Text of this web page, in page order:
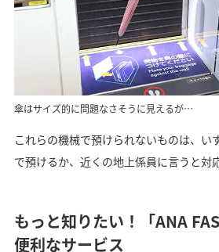
傘はサイズ的に問題なさそうに見えるが…
これらの機械で預けられないものは、い
で預けるか、近くの地上係員に言うと対
もっと知りたい！「ANA
便利なサービス